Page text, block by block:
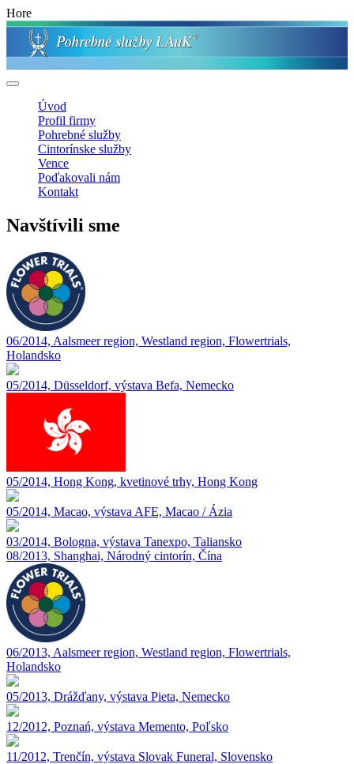
Hore
Úvod
Profil firmy
Pohrebné služby
Cintorínske služby
Vence
Poďakovali nám
Kontakt
Navštívili sme
06/2014, Aalsmeer region, Westland region, Flowertrials,
Holandsko
05/2014, Düsseldorf, výstava Befa, Nemecko
05/2014, Hong Kong, kvetinové trhy, Hong Kong
05/2014, Macao, výstava AFE, Macao / Ázia
03/2014, Bologna, výstava Tanexpo, Taliansko
08/2013, Shanghai, Národný cintorín, Čína
06/2013, Aalsmeer region, Westland region, Flowertrials,
Holandsko
05/2013, Drážďany, výstava Pieta, Nemecko
12/2012, Poznań, výstava Memento, Poľsko
11/2012, Trenčín, výstava Slovak Funeral, Slovensko